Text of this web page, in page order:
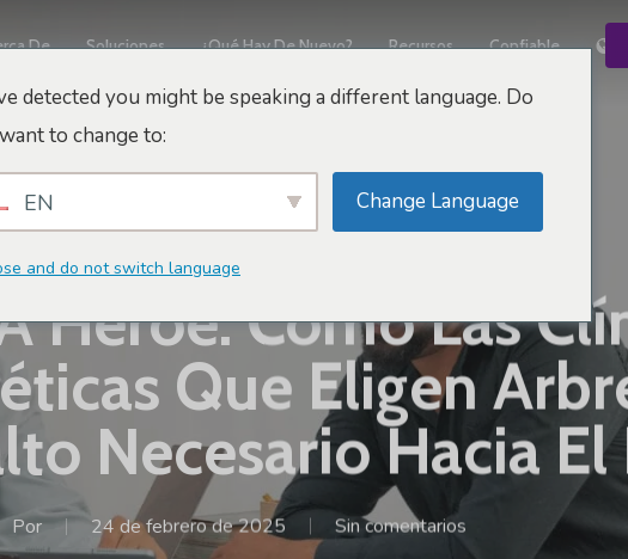
De Soluciones ¿Qué Hay De Nuevo? Recursos Confiable
Héroe: Cómo Las
Que Eligen
Necesario Hacia
Por 24 de febrero de 2025 Sin comentarios
detected you might be speaking a different language. Do
to change to:
EN Change Language
and do not switch language